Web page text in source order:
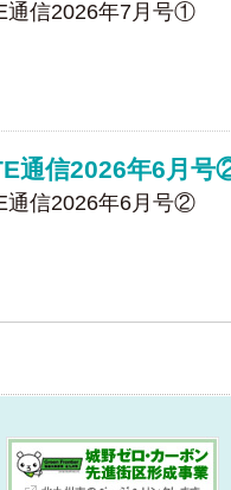
通信2026年7月号①
通信2026年6月号
通信2026年6月号②